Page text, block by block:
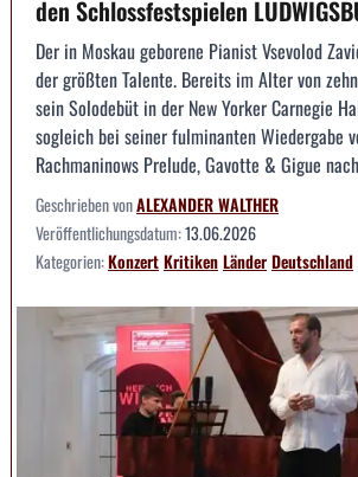
den Schlossfestspielen
Der in Moskau geborene Pianist Vsevolod
der größten Talente. Bereits im Alter von
sein Solodebüt in der New Yorker Carnegie
sogleich bei seiner fulminanten Wiedergabe
Rachmaninows Prelude, Gavotte & Gigue
Geschrieben vonALEXANDER WALTHER
Veröffentlichungsdatum:13.06.2026
Kategorien:KonzertKritikenLänderDeutschland